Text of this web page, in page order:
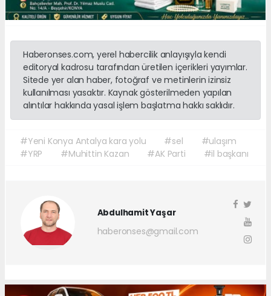
Haberonses.com, yerel habercilik anlayışıyla kendi
editoryal kadrosu tarafından üretilen içerikleri yayımlar.
Sitede yer alan haber, fotoğraf ve metinlerin izinsiz
kullanılması yasaktır. Kaynak gösterilmeden yapılan
alıntılar hakkında yasal işlem başlatma hakkı saklıdır.
#Yeni Konya Antalya kara yolu #sel
#ulaşım
#YRP
#Muhittin Kazan #AK Parti #il başkanı
Abdulhamit Yaşar
haberonses@gmail.com